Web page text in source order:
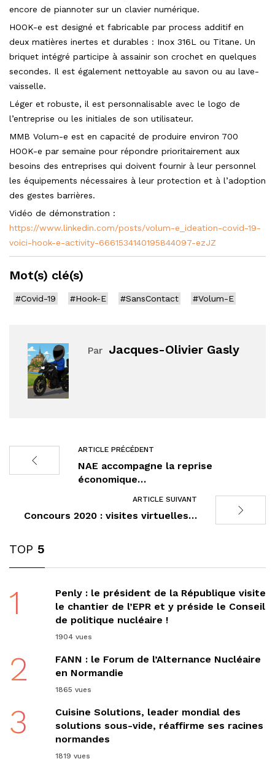
encore de piannoter sur un clavier numérique.
HOOK-e est designé et fabricable par process additif en
deux matières inertes et durables : Inox 316L ou Titane. Un
briquet intégré participe à assainir son crochet en quelques
secondes. Il est également nettoyable au savon ou au lave-
vaisselle.
Léger et robuste, il est personnalisable avec le logo de
l’entreprise ou les initiales de son utilisateur.
MMB Volum-e est en capacité de produire environ 700
HOOK-e par semaine pour répondre prioritairement aux
besoins des entreprises qui doivent fournir à leur personnel
les équipements nécessaires à leur protection et à l’adoption
des gestes barrières.
Vidéo de démonstration :
https://www.linkedin.com/posts/volum-e_ideation-covid-19-
voici-hook-e-activity-6661534140195844097-ezJZ
Mot(s) clé(s)
#Covid-19 #Hook-E #SansContact #Volum-E
Par Jacques-Olivier Gasly
ARTICLE PRÉCÉDENT
NAE accompagne la reprise
économique…
ARTICLE SUIVANT
Concours 2020 : visites virtuelles…
TOP 5
1
Penly : le président de la République visite
le chantier de l’EPR et y préside le Conseil
de politique nucléaire !
1904 vues
2
FANN : le Forum de l’Alternance Nucléaire
en Normandie
1865 vues
3
Cuisine Solutions, leader mondial des
solutions sous-vide, réaffirme ses racines
normandes
1819 vues